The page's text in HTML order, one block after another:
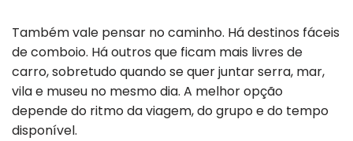
Também vale pensar no caminho. Há destinos fáceis
de comboio. Há outros que ficam mais livres de
carro, sobretudo quando se quer juntar serra, mar,
vila e museu no mesmo dia. A melhor opção
depende do ritmo da viagem, do grupo e do tempo
disponível.